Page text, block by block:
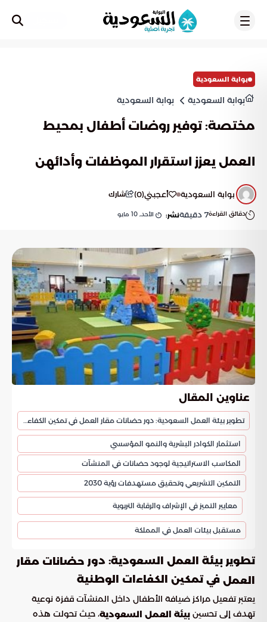
بوابة السعودية
بوابة السعودية بوابة السعودية
مختصة: توفير روضات أطفال بمحيط
العمل يعزز استقرار الموظفات وأدائهن
بوابة السعودية أعجبني(
0
) شارك
دقائق القراءة7 دقيقةنشر: الأحد, 10 مايو
عناوين المقال
تطوير بيئة العمل السعودية: دور حضانات مقار العمل في تمكين الكفاءات الوطنية
استثمار الكوادر البشرية والنمو المؤسسي
المكاسب الاستراتيجية لوجود حضانات في المنشآت
التمكين التشريعي وتحقيق مستهدفات رؤية 2030
معايير التميز في الإشراف والرقابة التربوية
مستقبل بيئات العمل في المملكة
تطوير بيئة العمل السعودية: دور حضانات مقار
العمل في تمكين الكفاءات الوطنية
يعتبر تفعيل مراكز ضيافة الأطفال داخل المنشآت قفزة نوعية
تهدف إلى تحسين بيئة العمل السعودية، حيث تحولت هذه